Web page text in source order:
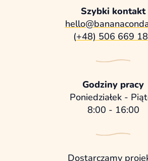
Szybki kontakt
(+48) 506 669
Godziny pracy
Poniedziałek -
8:00 - 16:00
Dostarczamy